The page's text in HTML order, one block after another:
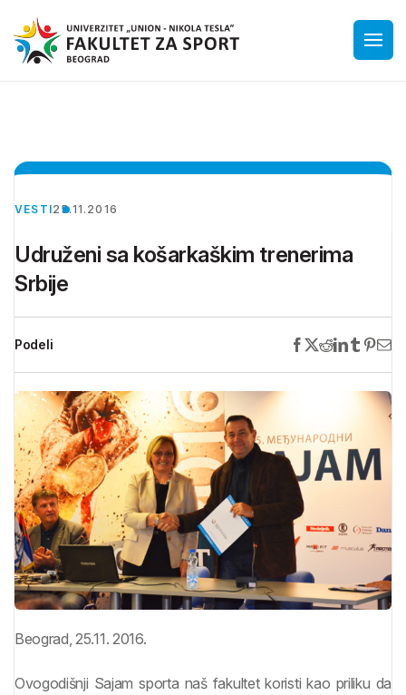
VESTI25.11.2016
Udruženi sa košarkaškim trenerima
Srbije
Podeli
Beograd, 25.11. 2016.
Ovogodišnji Sajam sporta naš fakultet koristi kao priliku da